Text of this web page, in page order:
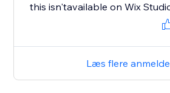
this isn'tavailable on Wix
Læs flere